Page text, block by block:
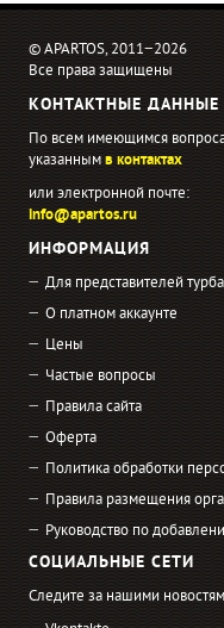
© APARTOS, 2011−2026
Все права защищены
КОНТАКТНЫЕ ДАННЫЕ
По всем имеющимся
указаннымв контактах
или электронной почте:
info@apartos.ru
ИНФОРМАЦИЯ
Для представителей
О платном аккаунте
Цены
Частые вопросы
Правила сайта
Оферта
Политика обработки
Правила размещения
Руководство по
СОЦИАЛЬНЫЕ СЕТИ
Следите за нашими